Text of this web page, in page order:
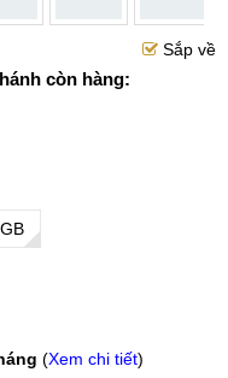
Sắp về
còn hàng:
(Xem chi tiết)